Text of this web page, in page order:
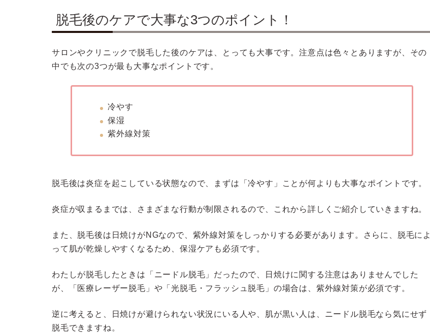
脱毛後のケアで大事な3つのポイント！
サロンやクリニックで脱毛した後のケアは、とっても大事です。注意点は色々とありますが、その
中でも次の3つが最も大事なポイントです。
冷やす
保湿
紫外線対策
脱毛後は炎症を起こしている状態なので、まずは「冷やす」ことが何よりも大事なポイントです。
炎症が収まるまでは、さまざまな行動が制限されるので、これから詳しくご紹介していきますね。
また、脱毛後は日焼けがNGなので、紫外線対策をしっかりする必要があります。さらに、脱毛によ
って肌が乾燥しやすくなるため、保湿ケアも必須です。
わたしが脱毛したときは「ニードル脱毛」だったので、日焼けに関する注意はありませんでした
が、「医療レーザー脱毛」や「光脱毛・フラッシュ脱毛」の場合は、紫外線対策が必須です。
逆に考えると、日焼けが避けられない状況にいる人や、肌が黒い人は、ニードル脱毛なら気にせず
脱毛できますね。